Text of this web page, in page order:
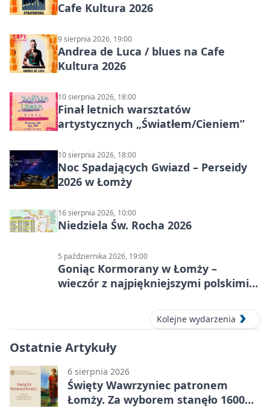
Cafe Kultura 2026
9 sierpnia 2026, 19:00
Andrea de Luca / blues na Cafe
Kultura 2026
10 sierpnia 2026, 18:00
Finał letnich warsztatów
artystycznych „Światłem/Cieniem”
10 sierpnia 2026, 18:00
Noc Spadających Gwiazd – Perseidy
2026 w Łomży
16 sierpnia 2026, 10:00
Niedziela Św. Rocha 2026
5 października 2026, 19:00
Goniąc Kormorany w Łomży –
wieczór z najpiękniejszymi polskimi
Kolejne wydarzenia
Ostatnie Artykuły
6 sierpnia 2026
Święty Wawrzyniec patronem
Łomży. Za wyborem stanęło 1600